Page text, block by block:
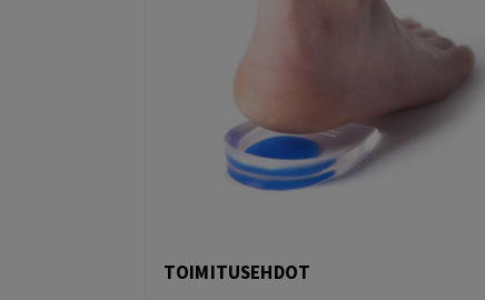
TOIMITUSEHDOT
EP
Tampere
23 hours ago
Maksaminen tökki ja siinä alennuksen